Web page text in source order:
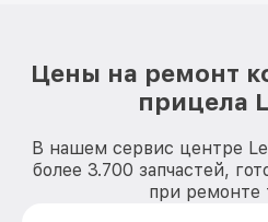
Цены на ремонт
прицела
В нашем сервис центре
более 3.700 запчастей,
при ремонте